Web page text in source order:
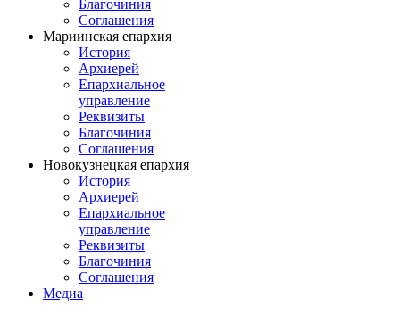
Благочиния
Соглашения
Мариинская епархия
История
Архиерей
Епархиальное
управление
Реквизиты
Благочиния
Соглашения
Новокузнецкая епархия
История
Архиерей
Епархиальное
управление
Реквизиты
Благочиния
Соглашения
Медиа